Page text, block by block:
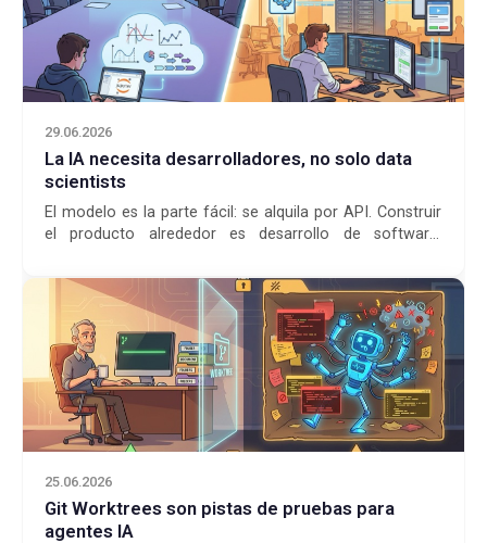
29.06.2026
La IA necesita desarrolladores, no solo data
scientists
El modelo es la parte fácil: se alquila por API. Construir
el producto alrededor es desarrollo de software.
25.06.2026
Git Worktrees son pistas de pruebas para
agentes IA